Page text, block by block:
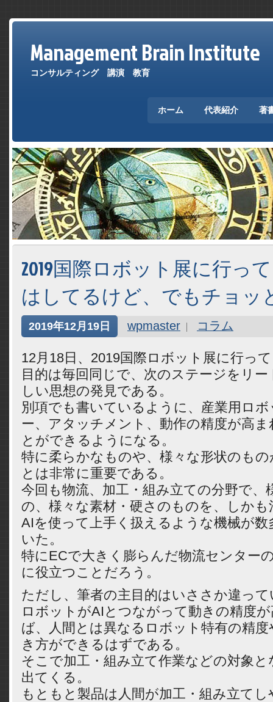
Management Brain Institute
コンサルティング 講演 教育
ホーム 代表紹介 著
2019国際ロボット展に行っ
はしてるけど、でもチョッ
2019年12月19日 wpmaster コラム
12月18日、2019国際ロボット展に行っ
目的は毎回同じで、次のステージをリ
しい思想の発見である。
別項でも書いているように、産業用ロ
ー、アタッチメント、動作の精度が高
とができるようになる。
特に柔らかなものや、様々な形状のも
とは非常に重要である。
今回も物流、加工・組み立ての分野で、
の、様々な素材・硬さのものを、しか
AIを使って上手く扱えるような機械が数
いた。
特にECで大きく膨らんだ物流センター
に役立つことだろう。
ただし、筆者の主目的はいささか違って
ロボットがAIとつながって動きの精度
ば、人間とは異なるロボット特有の精
き方ができるはずである。
そこで加工・組み立て作業などの対象
出てくる。
もともと製品は人間が加工・組み立て